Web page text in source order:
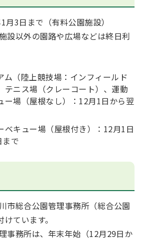
月3日まで（有料公園施設）
設以外の園路や広場などは終日利
ム（陸上競技場：インフィールド
テニス場（クレーコート）、運動
ー場（屋根なし）：12月1日から翌
ベキュー場（屋根付き）：12月1日
で
市総合公園管理事務所（総合公園
ています。
事務所は、年末年始（12月29日か